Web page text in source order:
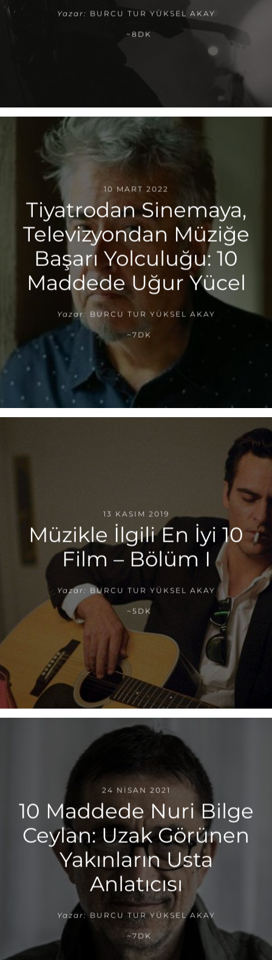
Yazar: BURCU TUR YÜKSEL AKAY
~8DK
10 MART 2022
Tiyatrodan Sinemaya,
Televizyondan Müziğe
Başarı Yolculuğu: 10
Maddede Uğur Yücel
Yazar: BURCU TUR YÜKSEL AKAY
~7DK
13 KASIM 2019
Müzikle İlgili En İyi 10
Film – Bölüm I
Yazar: BURCU TUR YÜKSEL AKAY
~5DK
24 NISAN 2021
10 Maddede Nuri Bilge
Ceylan: Uzak Görünen
Yakınların Usta
Anlatıcısı
Yazar: BURCU TUR YÜKSEL AKAY
~7DK